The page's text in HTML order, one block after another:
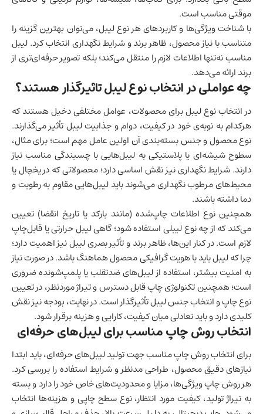
موقتی مناسب است.
با شناخت ویژگی‌ها و کاربردهای هر نوع لیبل، می‌توان بهترین گزینه را
متناسب با نیاز محصول، ظاهر برند و شرایط نگهداری انتخاب کرد. لیبل
مناسب نه‌تنها اطلاعات لازم را منتقل می‌کند؛ بلکه تصویر حرفه‌ای‌تری از
برند ارائه می‌دهد.
چه عواملی در انتخاب نوع لیبل تاثیرگذار هستند؟
در انتخاب نوع لیبل برای محصولات، عوامل مختلفی دخیل هستند که
هرکدام به نوبه‌ی خود در کیفیت، دوام و جذابیت لیبل تأثیر می‌گذارند.
نوع محصول و جنس بسته‌بندی آن اولین عامل مهم است؛ برای مثال،
سطوح شیشه‌ای یا پلاستیکی به لیبل‌هایی با چسبندگی مناسب نیاز
دارند. شرایط نگهداری نیز نقش اساسی دارد؛ محصولاتی که در یخچال یا
محیط‌های مرطوب نگهداری می‌شوند باید لیبل‌هایی مقاوم به رطوبت و
دما داشته باشند.
همچنین نوع اطلاعات چاپ‌شده (مانند بارکد یا تاریخ انقضا) تعیین
می‌کند که از چه نوع لیبلی استفاده شود؛ گاهی لیبل حرارتی یا قابل‌چاپ
لازم است. در کنار این‌ها، ظاهر برند و تأثیر بصری لیبل نیز اهمیت دارد؛
چرا که لیبل باید با هویت گرافیکی محصول هماهنگ باشد. در صورت نیاز
به امنیت بیشتر، استفاده از لیبل‌های ضدتقلب یا پلمپ‌شونده ضروری
است؛ همچنین تکنولوژی چاپ قابل دسترس و تیراژ موردنظر، در تعیین
نوع چاپ و انتخاب جنس لیبل تأثیرگذار است. در نهایت، بودجه نیز نقش
کلیدی دارد و باید تعادلی میان کیفیت، کارایی و هزینه برقرار شود.
انتخاب روش چاپ مناسب برای لیبل‌های حرفه‌ای
برای انتخاب روش چاپ مناسب جهت تولید لیبل‌های حرفه‌ای، باید ابتدا
نیازهای دقیق محصول، طراحی مدنظر و شرایط استفاده را بررسی کرد.
هر روش چاپ ویژگی‌ها، مزایا و محدودیت‌های خاص خود را دارد و بسته
به تیراژ تولید، کیفیت مورد انتظار، نوع سطح چاپی و هزینه‌ها انتخاب